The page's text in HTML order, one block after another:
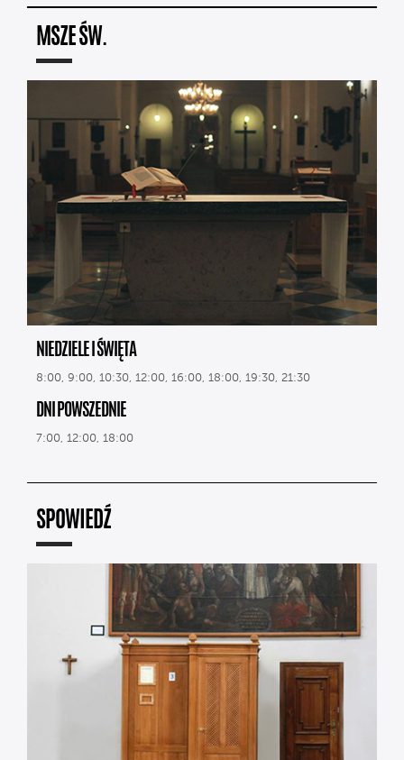
MSZE ŚW.
NIEDZIELE I ŚWIĘTA
8:00, 9:00, 10:30, 12:00, 16:00, 18:00, 19:30, 21:30
DNI POWSZEDNIE
7:00, 12:00, 18:00
SPOWIEDŹ